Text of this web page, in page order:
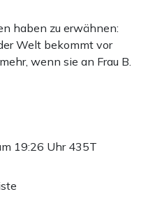
haben zu erwähnen:
Welt bekommt vor
wenn sie an Frau B.
19:26 Uhr 435T